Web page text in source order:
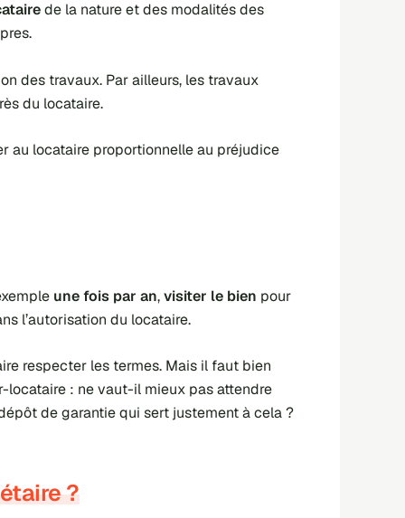
de la nature et des modalités des
des travaux. Par ailleurs, les travaux
du locataire.
au locataire proportionnelle au préjudice
une fois par an,visiter le bien pour
l’autorisation du locataire.
respecter les termes. Mais il faut bien
locataire : ne vaut-il mieux pas attendre
de garantie qui sert justement à cela ?
?